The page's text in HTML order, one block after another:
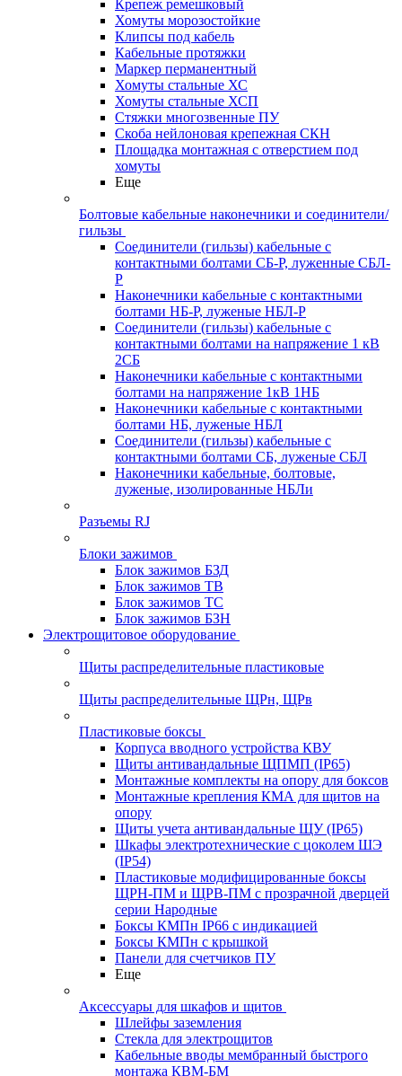
Крепеж ремешковый
Хомуты морозостойкие
Клипсы под кабель
Кабельные протяжки
Маркер перманентный
Хомуты стальные ХС
Хомуты стальные ХСП
Стяжки многозвенные ПУ
Скоба нейлоновая крепежная СКН
Площадка монтажная с отверстием под
хомуты
Еще
Болтовые кабельные наконечники и соединители/
гильзы
Соединители (гильзы) кабельные с
контактными болтами СБ-Р, луженные СБЛ-
Р
Наконечники кабельные с контактными
болтами НБ-Р, луженые НБЛ-Р
Соединители (гильзы) кабельные с
контактными болтами на напряжение 1 кВ
2СБ
Наконечники кабельные с контактными
болтами на напряжение 1кВ 1НБ
Наконечники кабельные с контактными
болтами НБ, луженые НБЛ
Соединители (гильзы) кабельные с
контактными болтами СБ, луженые СБЛ
Наконечники кабельные, болтовые,
луженые, изолированные НБЛи
Разъемы RJ
Блоки зажимов
Блок зажимов БЗД
Блок зажимов ТВ
Блок зажимов ТС
Блок зажимов БЗН
Электрощитовое оборудование
Щиты распределительные пластиковые
Щиты распределительные ЩРн, ЩРв
Пластиковые боксы
Корпуса вводного устройства КВУ
Щиты антивандальные ЩПМП (IP65)
Монтажные комплекты на опору для боксов
Монтажные крепления КМА для щитов на
опору
Щиты учета антивандальные ЩУ (IP65)
Шкафы электротехнические с цоколем ШЭ
(IP54)
Пластиковые модифицированные боксы
ЩРН-ПМ и ЩРВ-ПМ с прозрачной дверцей
серии Народные
Боксы КМПн IP66 с индикацией
Боксы КМПн с крышкой
Панели для счетчиков ПУ
Еще
Аксессуары для шкафов и щитов
Шлейфы заземления
Стекла для электрощитов
Кабельные вводы мембранный быстрого
монтажа КВМ-БМ